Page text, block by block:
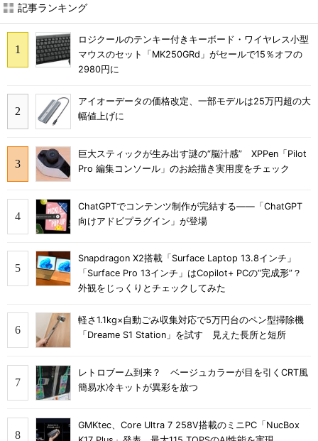
記事ランキング
ロジクールのテンキー付きキーボード・ワイヤレス小型
マウスのセット「MK250GRd」がセールで15％オフの
2980円に
アイオーデータの価格改定、一部モデルは25万円超の大
幅値上げに
巨大スティックが生み出す謎の“脳汁感” XPPen「Pilot
Pro 編集コンソール」のお絵描き実用度をチェック
ChatGPTでコンテンツ制作が完結する――「ChatGPT
向けアドビプラグイン」が登場
Snapdragon X2搭載「Surface Laptop 13.8インチ」
「Surface Pro 13インチ」はCopilot+ PCの“完成形”？
外観をじっくりとチェックしてみた
軽さ1.1kg×自動ごみ収集対応で5万円台のペン型掃除機
「Dreame S1 Station」を試す 見えた長所と短所
レトロブーム到来？ ベージュカラーが目を引くCRT風
簡易水冷キットが異彩を放つ
GMKtec、Core Ultra 7 258V搭載のミニPC「NucBox